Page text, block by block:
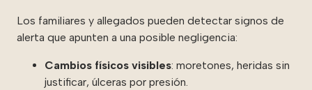
Los familiares y allegados pueden detectar signos de
alerta que apunten a una posible negligencia:
Cambios físicos visibles: moretones, heridas sin
justificar, úlceras por presión.